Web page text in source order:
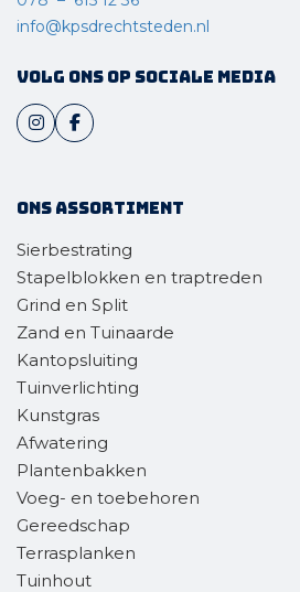
info@kpsdrechtsteden.nl
Volg ons op sociale media
Ons assortiment
Sierbestrating
Stapelblokken en traptreden
Grind en Split
Zand en Tuinaarde
Kantopsluiting
Tuinverlichting
Kunstgras
Afwatering
Plantenbakken
Voeg- en toebehoren
Gereedschap
Terrasplanken
Tuinhout